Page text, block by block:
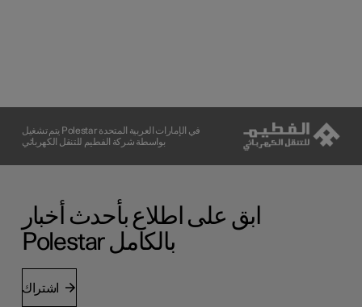
يتم تشغيل Polestar في الإمارات العربية المتحدة
بواسطة شركة الفطيم للتنقل الكهربائي
ابق على اطلاع بأحدث أخبار
Polestar بالكامل
اشتراك